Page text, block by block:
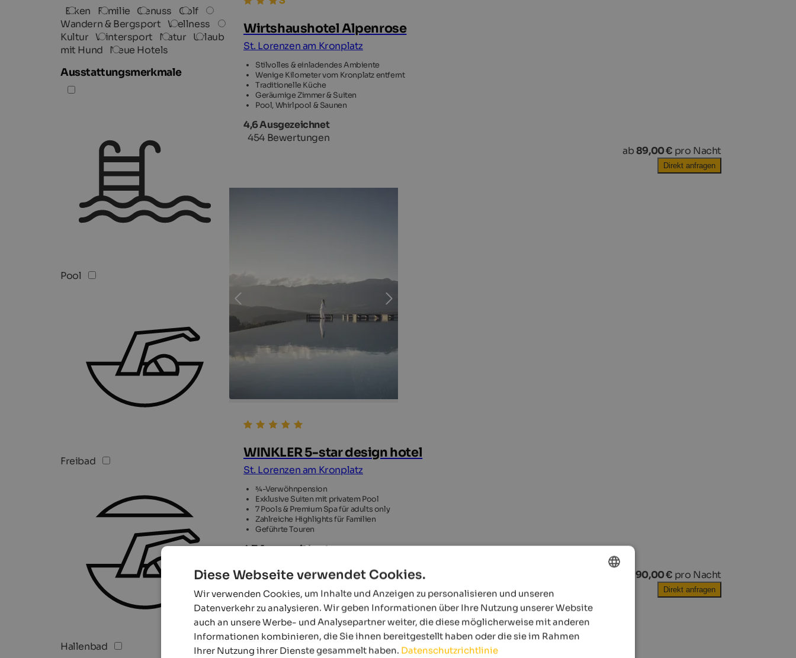
Biken Familie Genuss
Golf
Wandern & Bergsport Wellness
Kultur Wintersport Natur
Urlaub
mit Hund
Neue Hotels
Ausstattungsmerkmale
Pool
Freibad
Hallenbad
Wirtshaushotel Alpenrose
St. Lorenzen am Kronplatz
Stilvolles & einladendes Ambiente
Wenige Kilometer vom Kronplatz entfernt
Traditionelle Küche
Geräumige Zimmer & Suiten
Pool, Whirlpool & Saunen
4,6 Ausgezeichnet
454 Bewertungen
ab89,00 € pro Nacht
Direkt anfragen
WINKLER 5-star design hotel
St. Lorenzen am Kronplatz
¾-Verwöhnpension
Exklusive Suiten mit privatem Pool
7 Pools & Premium Spa für adults only
Zahlreiche Highlights für Familien
Geführte Touren
4,7 Ausgezeichnet
190,00 € pro Nacht
Direkt anfragen
GERMAN
Diese Webseite verwendet Cookies.
Wir verwenden Cookies, um Inhalte und Anzeigen zu personalisieren und unseren
Datenverkehr zu analysieren. Wir geben Informationen über Ihre Nutzung unserer Website
auch an unsere Werbe- und Analysepartner weiter, die diese möglicherweise mit anderen
Informationen kombinieren, die Sie ihnen bereitgestellt haben oder die sie im Rahmen
Ihrer Nutzung ihrer Dienste gesammelt haben. Datenschutzrichtlinie